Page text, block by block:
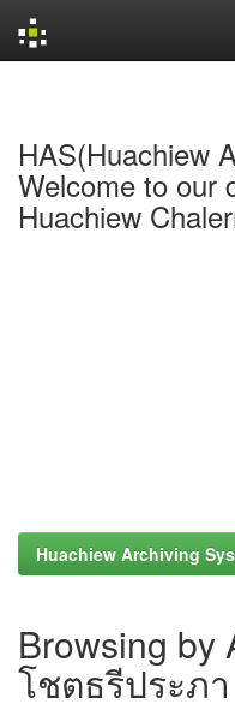
HAS(Huachiew
Welcome to our
Huachiew
Huachiew Archiving
Browsing
โชตธรีประภา